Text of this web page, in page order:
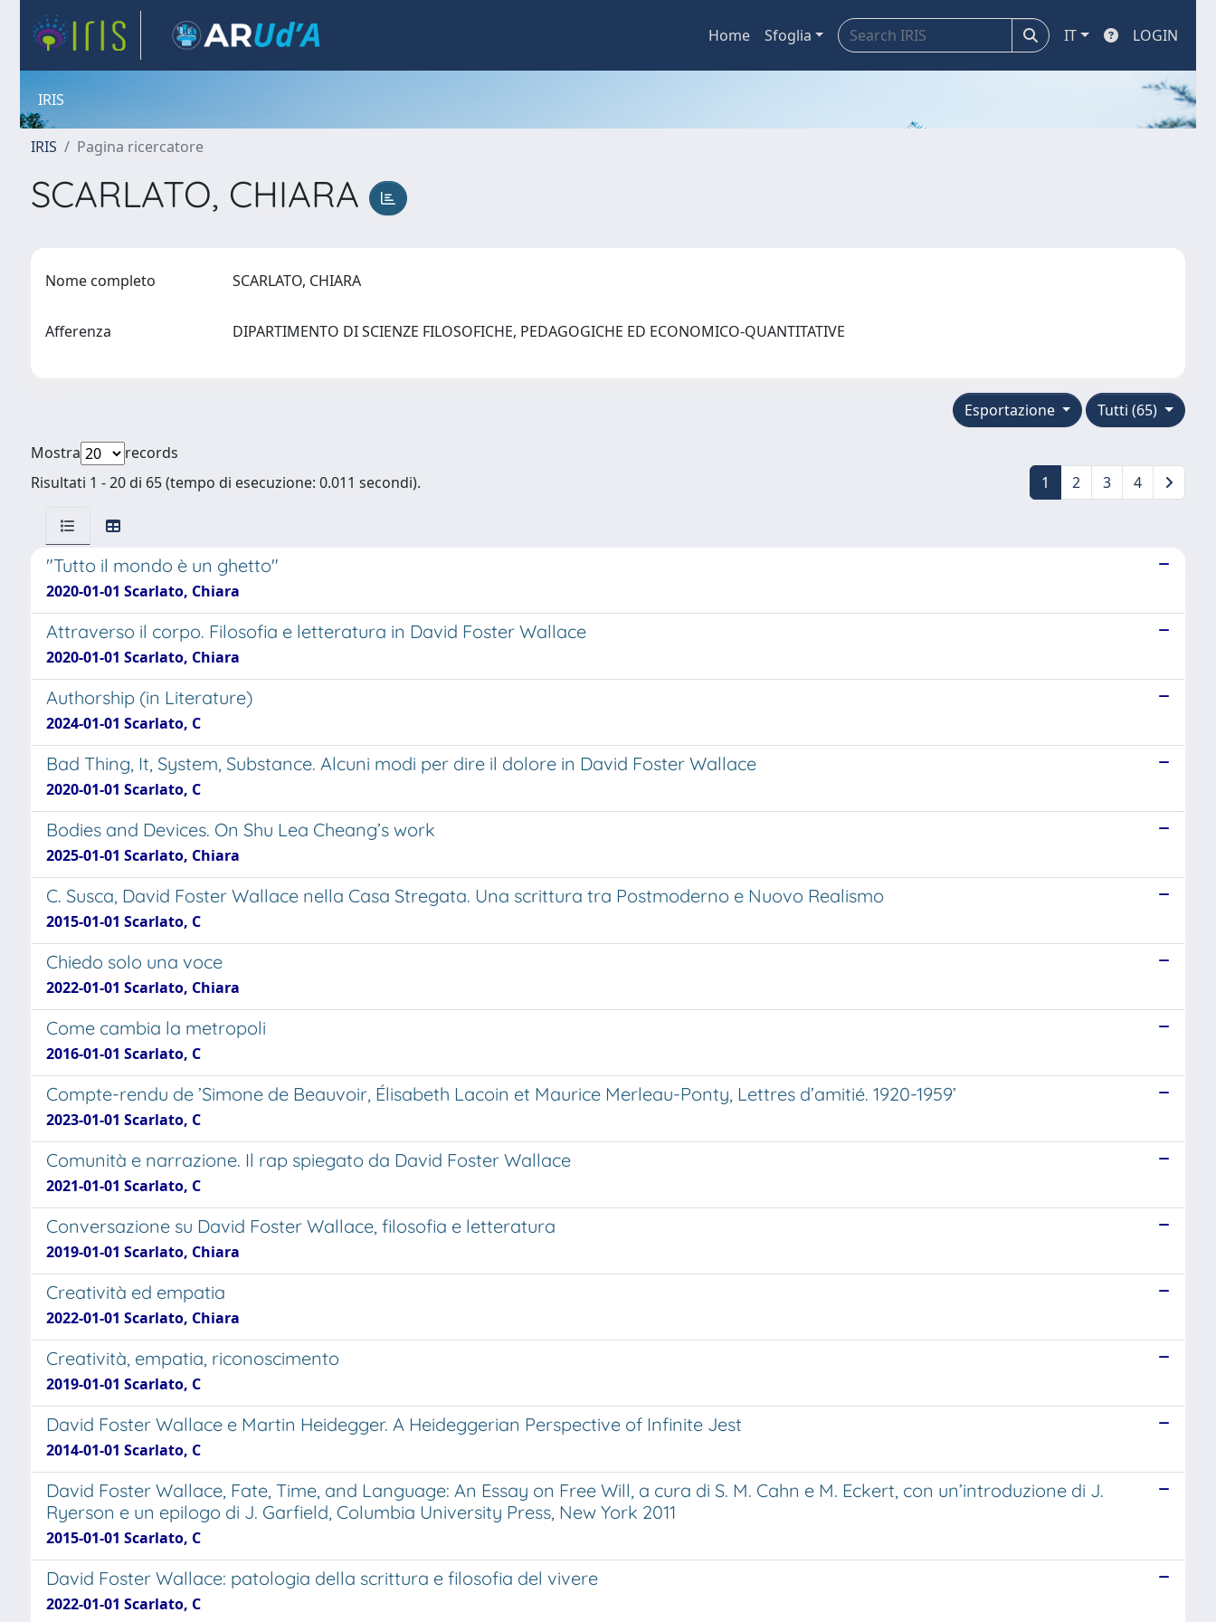
Home Sfoglia IT LOGIN
IRIS
IRIS Pagina ricercatore
SCARLATO, CHIARA
Nome completo SCARLATO, CHIARA
Afferenza DIPARTIMENTO DI SCIENZE FILOSOFICHE, PEDAGOGICHE ED ECONOMICO-QUANTITATIVE
Tutti (65)
Esportazione
Mostra
records
Risultati 1 - 20 di 65 (tempo di esecuzione: 0.011 secondi).
1 2 3 4
"Tutto il mondo è un ghetto"
2020-01-01 Scarlato, Chiara
Attraverso il corpo. Filosofia e letteratura in David Foster Wallace
2020-01-01 Scarlato, Chiara
Authorship (in Literature)
2024-01-01 Scarlato, C
Bad Thing, It, System, Substance. Alcuni modi per dire il dolore in David Foster Wallace
2020-01-01 Scarlato, C
Bodies and Devices. On Shu Lea Cheang’s work
2025-01-01 Scarlato, Chiara
C. Susca, David Foster Wallace nella Casa Stregata. Una scrittura tra Postmoderno e Nuovo Realismo
2015-01-01 Scarlato, C
Chiedo solo una voce
2022-01-01 Scarlato, Chiara
Come cambia la metropoli
2016-01-01 Scarlato, C
Compte-rendu de ’Simone de Beauvoir, Élisabeth Lacoin et Maurice Merleau-Ponty, Lettres d’amitié. 1920-1959’
2023-01-01 Scarlato, C
Comunità e narrazione. Il rap spiegato da David Foster Wallace
2021-01-01 Scarlato, C
Conversazione su David Foster Wallace, filosofia e letteratura
2019-01-01 Scarlato, Chiara
Creatività ed empatia
2022-01-01 Scarlato, Chiara
Creatività, empatia, riconoscimento
2019-01-01 Scarlato, C
David Foster Wallace e Martin Heidegger. A Heideggerian Perspective of Infinite Jest
2014-01-01 Scarlato, C
David Foster Wallace, Fate, Time, and Language: An Essay on Free Will, a cura di S. M. Cahn e M. Eckert, con un’introduzione di J.
Ryerson e un epilogo di J. Garfield, Columbia University Press, New York 2011
2015-01-01 Scarlato, C
David Foster Wallace: patologia della scrittura e filosofia del vivere
2022-01-01 Scarlato, C